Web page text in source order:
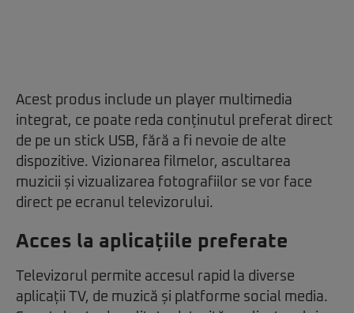
Acest produs include un player multimedia
integrat, ce poate reda conținutul preferat direct
de pe un stick USB, fără a fi nevoie de alte
dispozitive. Vizionarea filmelor, ascultarea
muzicii și vizualizarea fotografiilor se vor face
direct pe ecranul televizorului.
Acces la aplicațiile preferate
Televizorul permite accesul rapid la diverse
aplicații TV, de muzică și platforme social media.